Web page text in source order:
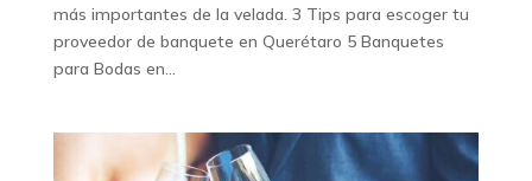
más importantes de la velada. 3 Tips para escoger tu
proveedor de banquete en Querétaro 5 Banquetes
para Bodas en...